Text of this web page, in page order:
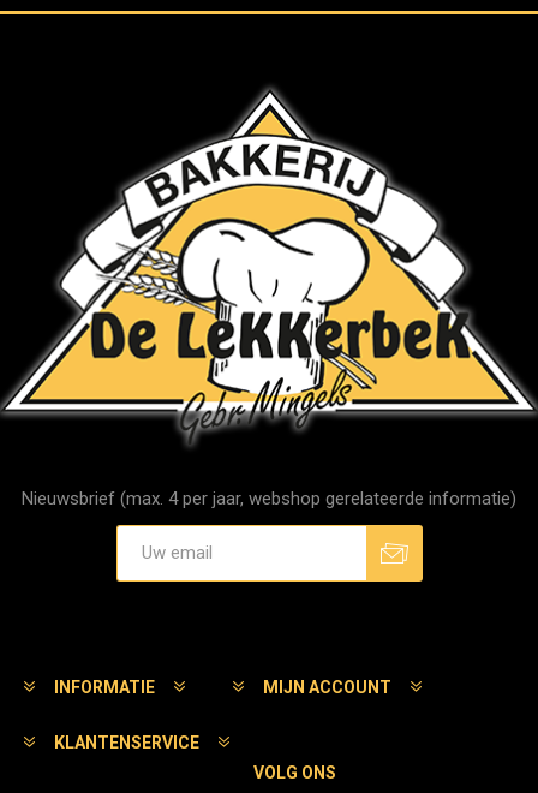
Nieuwsbrief (max. 4 per jaar, webshop gerelateerde informatie)
INFORMATIE MIJN ACCOUNT
KLANTENSERVICE
VOLG ONS